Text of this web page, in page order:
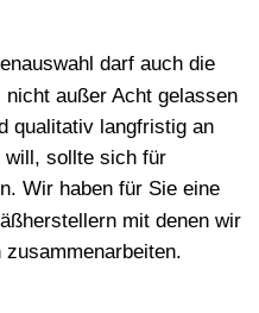
darf auch die
nicht außer Acht gelassen
qualitativ langfristig an
will, sollte sich für
Wir haben für Sie eine
mit denen wir